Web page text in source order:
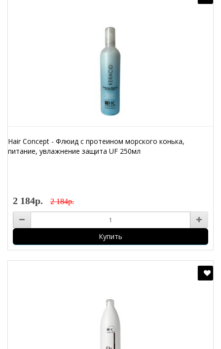
Hair Concept - Флюид с протеином морского конька,
питание, увлажнение защита UF 250мл
2 184р. 2 184р.
Купить